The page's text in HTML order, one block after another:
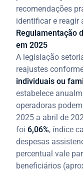
recomendações
identificar e reagir
Regulamentação
em 2025
A legislação
reajustes
individuais ou
estabelece
operadoras
2025 a abril de
foi6,06%, índice
despesas
percentual vale
beneficiários